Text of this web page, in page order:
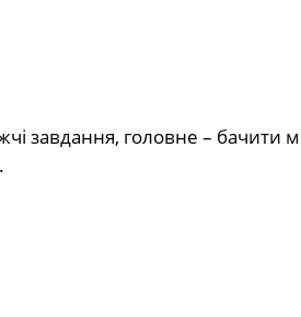
завдання, головне – бачити